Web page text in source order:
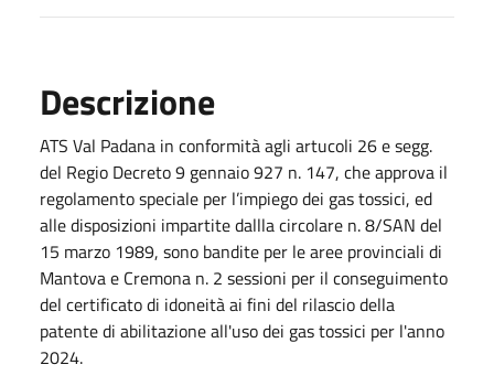
Descrizione
ATS Val Padana in conformità agli artucoli 26 e segg.
del Regio Decreto 9 gennaio 927 n. 147, che approva il
regolamento speciale per l’impiego dei gas tossici, ed
alle disposizioni impartite dallla circolare n. 8/SAN del
15 marzo 1989, sono bandite per le aree provinciali di
Mantova e Cremona n. 2 sessioni per il conseguimento
del certificato di idoneità ai fini del rilascio della
patente di abilitazione all'uso dei gas tossici per l'anno
2024.